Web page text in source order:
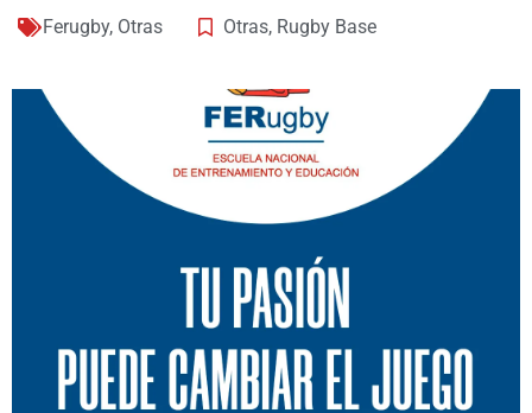
Ferugby, Otras Otras, Rugby Base